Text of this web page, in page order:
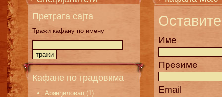
Претрага сајта
Тражи кафану по имену
Кафане по градовима
Аранђеловац (1)
Име
Презиме
Email